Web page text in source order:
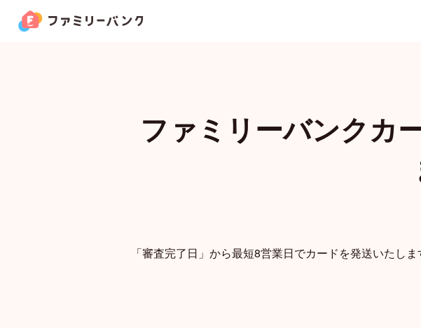
家族カード お金の管理 カレンダー
ファミリーバンクカ
「審査完了日」から最短8営業日でカードを発送いたし